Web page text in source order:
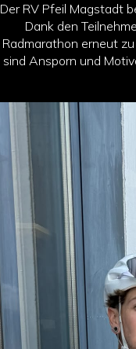
Der RV Pfeil Magstadt
Dank den
Radmarathon erneut
sind Ansporn und